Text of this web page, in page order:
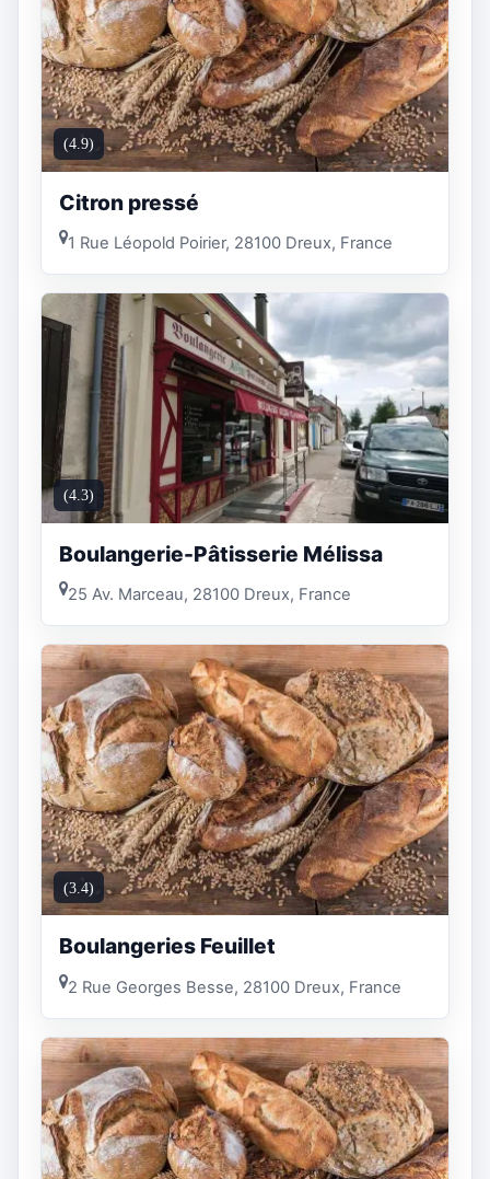
(4.9)
Citron pressé
1 Rue Léopold Poirier, 28100 Dreux, France
(4.3)
Boulangerie-Pâtisserie Mélissa
25 Av. Marceau, 28100 Dreux, France
(3.4)
Boulangeries Feuillet
2 Rue Georges Besse, 28100 Dreux, France